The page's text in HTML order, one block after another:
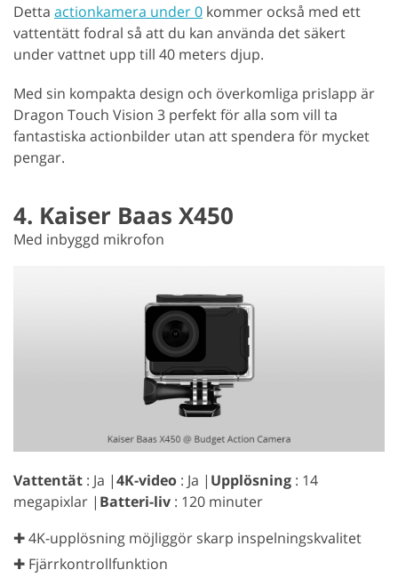
Detta actionkamera under 0 kommer också med ett
vattentätt fodral så att du kan använda det säkert
under vattnet upp till 40 meters djup.
Med sin kompakta design och överkomliga prislapp är
Dragon Touch Vision 3 perfekt för alla som vill ta
fantastiska actionbilder utan att spendera för mycket
pengar.
4. Kaiser Baas X450
Med inbyggd mikrofon
Vattentät : Ja |4K-video : Ja | Upplösning : 14
megapixlar | Batteri-liv : 120 minuter
✚ 4K-upplösning möjliggör skarp inspelningskvalitet
✚ Fjärrkontrollfunktion